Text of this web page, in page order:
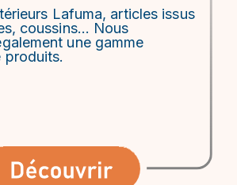
Lafuma, articles issus
coussins... Nous
une gamme
produits.